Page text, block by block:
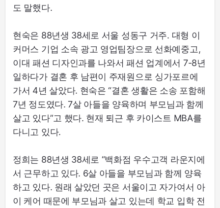
도 말했다.
현숙은 88년생 38세로 서울 성동구 거주. 대형 이
커머스 기업 소속 광고 영업팀장으로 선화예중고,
이대 패션 디자인과를 나와서 패션 업계에서 7-8년
일하다가 결혼 후 남편이 주재원으로 싱가포르에
가서 4년 살았다. 현숙은 “결혼 생활은 소송 포함해
7년 정도였다. 7살 아들을 양육하며 부모님과 함께
살고 있다”고 했다. 현재 퇴근 후 카이스트 MBA를
다니고 있다.
정희는 88년생 38세로 “백화점 우수고객 라운지에
서 근무하고 있다. 6살 아들을 부모님과 함께 양육
하고 있다. 원래 살았던 곳은 서울이고 자가여서 아
이 케어 때문에 부모님과 살고 있는데 학교 입학 전